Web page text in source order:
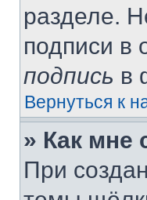
разделе.
подписи в
подпись в
Вернуться к
» Как мне
При